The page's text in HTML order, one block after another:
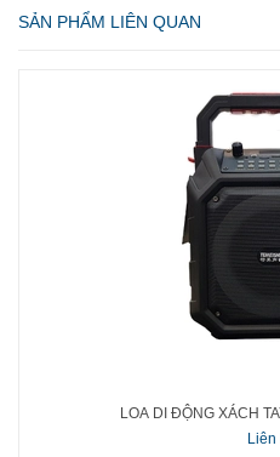
SẢN PHẨM LIÊN QUAN
LOA DI ĐỘNG XÁCH
Liên